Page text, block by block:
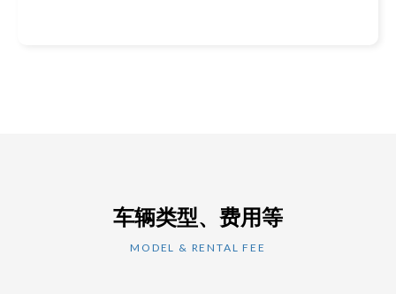
车辆类型、费用等
MODEL & RENTAL FEE